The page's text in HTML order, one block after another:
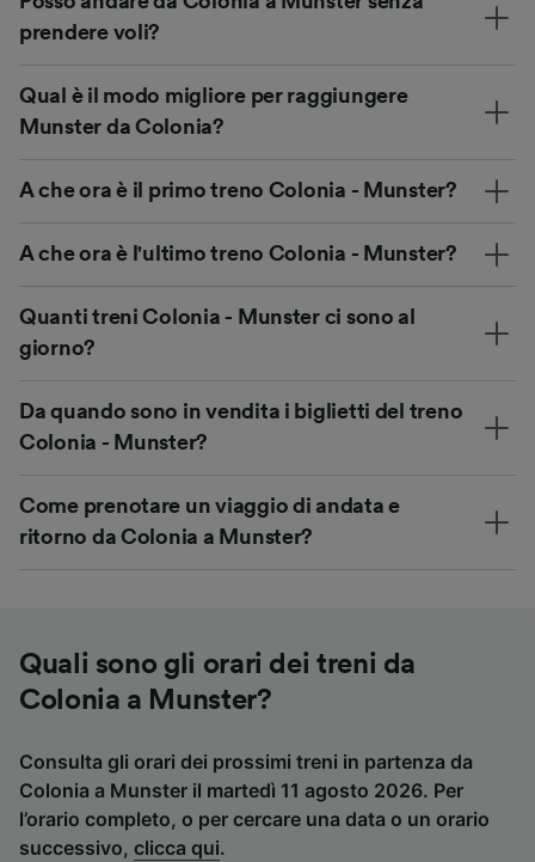
prendere voli?
Qual è il modo migliore per raggiungere
Munster da Colonia?
A che ora è il primo treno Colonia - Munster?
A che ora è l'ultimo treno Colonia - Munster?
Quanti treni Colonia - Munster ci sono al
giorno?
Da quando sono in vendita i biglietti del treno
Colonia - Munster?
Come prenotare un viaggio di andata e
ritorno da Colonia a Munster?
Quali sono gli orari dei treni da
Colonia a Munster?
Consulta gli orari dei prossimi treni in partenza da
Colonia a Munster il martedì 11 agosto 2026. Per
l’orario completo, o per cercare una data o un orario
successivo, clicca qui.